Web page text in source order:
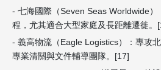
- 七海國際（Seven Seas Worldwide
程，尤其適合大型家庭及長距離遷徙。
- 義高物流（Eagle Logistics）：專攻
專業清關與文件輔導團隊。[17]